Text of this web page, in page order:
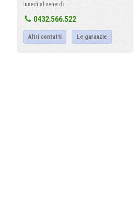
lunedì al venerdì :
0432.566.522
Altri contatti Le garanzie